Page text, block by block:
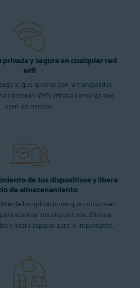
privada y segura en cualquier red
wifi
lo que quieras con la tranquilidad
conexión VPN cifrada como las que
usan los bancos.
de tus dispositivos y libera
de almacenamiento
las aplicaciones que consumen
acelerar tus dispositivos. Elimina
y libera espacio para lo importante.